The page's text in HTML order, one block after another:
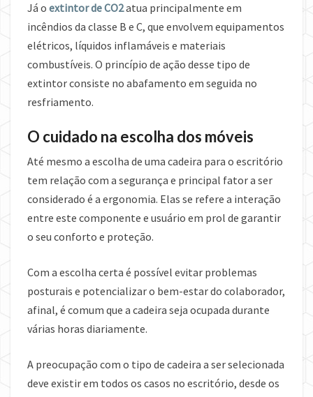
Já o extintor de CO2atua principalmente em
incêndios da classe B e C, que envolvem equipamentos
elétricos, líquidos inflamáveis e materiais
combustíveis. O princípio de ação desse tipo de
extintor consiste no abafamento em seguida no
resfriamento.
O cuidado na escolha dos móveis
Até mesmo a escolha de uma cadeira para o escritório
tem relação com a segurança e principal fator a ser
considerado é a ergonomia. Elas se refere a interação
entre este componente e usuário em prol de garantir
o seu conforto e proteção.
Com a escolha certa é possível evitar problemas
posturais e potencializar o bem-estar do colaborador,
afinal, é comum que a cadeira seja ocupada durante
várias horas diariamente.
A preocupação com o tipo de cadeira a ser selecionada
deve existir em todos os casos no escritório, desde os